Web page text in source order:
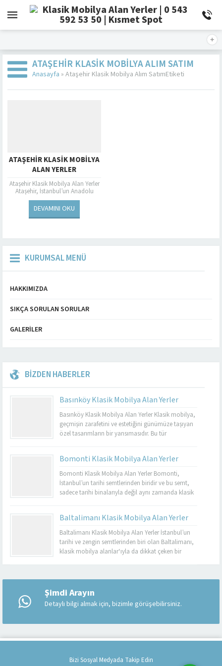
ATAŞEHIR KLASIK MOBILYA ALIM SATIM
Anasayfa » Ataşehir Klasik Mobilya Alım SatımEtiketi
ATAŞEHIR KLASIK MOBILYA
ALAN YERLER
Ataşehir Klasik Mobilya Alan Yerler
Ataşehir, İstanbul’un Anadolu
yakasında bulunan semtlerden
biridir ve bu semtte klasik mobilya
DEVAMINI OKU
KURUMSAL MENÜ
HAKKIMIZDA
SIKÇA SORULAN SORULAR
GALERILER
BİZDEN HABERLER
Basınköy Klasik Mobilya Alan Yerler
Basınköy Klasik Mobilya Alan Yerler Klasik mobilya,
geçmişin zarafetini ve estetiğini günümüze taşıyan
özel tasarımların bir yansımasıdır. Bu tür
mobilya alan yerler, bu tür özel parçaları
değerlendirmek isteyenler için mükemmel bir
seçenektir. Eğer siz de eski mobilyalarınızı satmayı...
Bomonti Klasik Mobilya Alan Yerler
Bomonti Klasik Mobilya Alan Yerler Bomonti,
İstanbul’un tarihi semtlerinden biridir ve bu semt,
sadece tarihi binalarıyla değil aynı zamanda klasik
bir semt olup, bu semtte klasik mobilyaları sevenler
için birçok seçenek sunmaktadır. Bomonti klasik
mobilya...
Baltalimanı Klasik Mobilya Alan Yerler
Baltalimanı Klasik Mobilya Alan Yerler İstanbul’un
tarihi ve zengin semtlerinden biri olan Baltalimanı,
klasik mobilya alanlar‘ıyla da dikkat çeken bir
mobilya ürünlerini bulabileceğiniz birçok
mağazaya ev sahipliği yapmaktadır. Bu makalede,
Baltalimanı klasik mobilya alan yerler hakkında...
Şimdi Arayın
Detaylı bilgi almak için, bizimle görüşebilirsiniz.
Bizi Sosyal Medyada Takip Edin
Cevap Yaz